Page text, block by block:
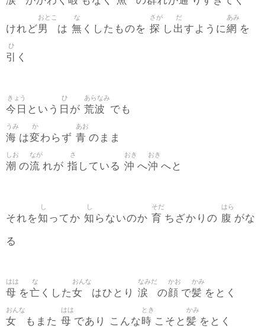
けれど男
おとこ
は 無
な
くしたものを 探
さが
し 出
だ
すように網
あみ
を
引
ひ
く
今日
きょう
という 日
ひ
が 荒波
あらなみ
でも
海
うみ
は変
か
わらず 青
あお
のまま
潮
しお
の流
なが
れが 指
さ
している 沖
おき
へ沖
おき
へと
それを知
し
ってか 知
し
らないのか 育
そだ
ちざかりの 腹
はら
がな
る
母
はは
を亡
な
くした女
おんな
はひとり 涙
なみだ
の顔
かお
で髪
かみ
をとく
女
おんな
もまた 母
はは
であり こんな時
とき
こそと 髪
かみ
をとく